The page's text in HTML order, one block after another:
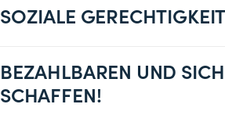
SOZIALE
BEZAHLBAREN UND
SCHAFFEN!